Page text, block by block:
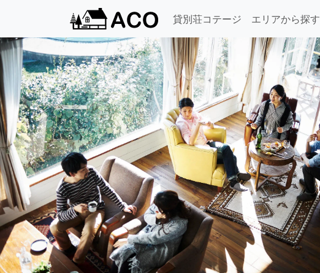
貸別荘コテージ エリアから探す